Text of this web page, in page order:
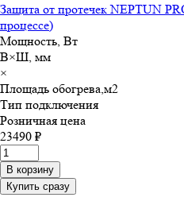
Защита от протечек NEPTUN
процессе)
Мощность, Вт
В×Ш, мм
×
Площадь обогрева,м2
Тип подключения
Розничная цена
23490 ₽
В корзину
Купить сразу